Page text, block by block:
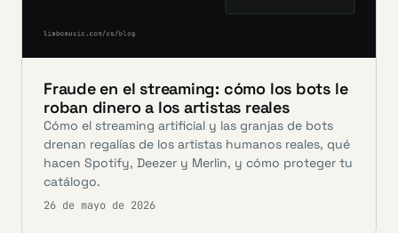
Fraude en el streaming: cómo los bots le
roban dinero a los artistas reales
Cómo el streaming artificial y las granjas de bots
drenan regalías de los artistas humanos reales, qué
hacen Spotify, Deezer y Merlin, y cómo proteger tu
catálogo.
26 de mayo de 2026